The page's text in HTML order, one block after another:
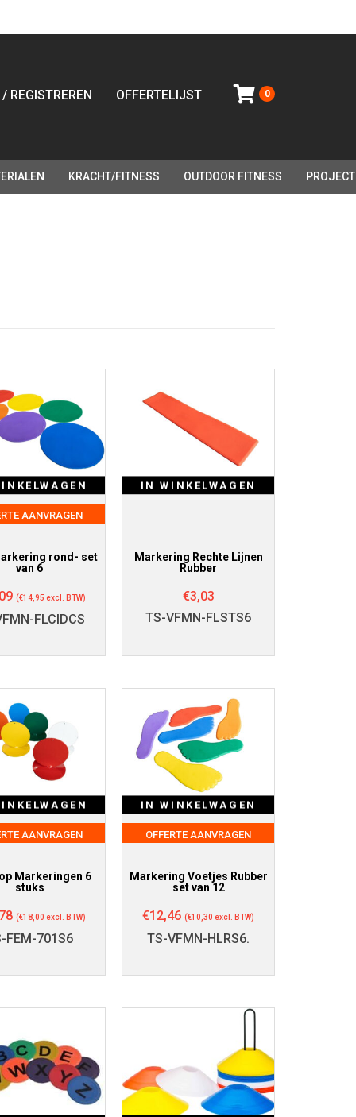
/ REGISTREREN OFFERTELIJST 0
KRACHT/FITNESS OUTDOOR FITNESS
AANVRAGEN
rond- set
van 6
(€14,95 excl. BTW)
FLCIDCS
IN WINKELWAGEN
Markering Rechte Lijnen
Rubber
€3,03
TS-VFMN-FLSTS6
AANVRAGEN
Markeringen 6
stuks
(€18,00 excl. BTW)
FEM-701S6
IN WINKELWAGEN
OFFERTE AANVRAGEN
Markering Voetjes Rubber
set van 12
€12,46 (€10,30 excl. BTW)
TS-VFMN-HLRS6.